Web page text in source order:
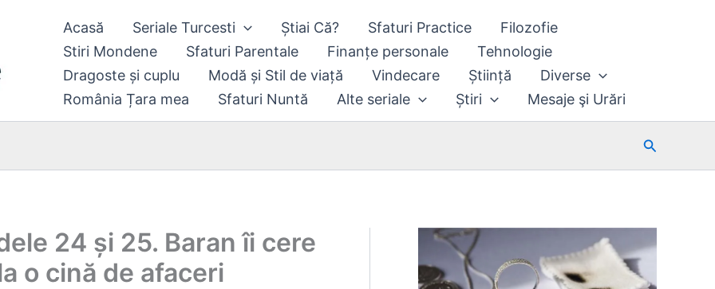
Acasă Seriale Turcesti Știai Că? Sfaturi Practice
Filozofie
Stiri Mondene
Sfaturi Parentale Finanțe personale
Tehnologie
Dragoste și cuplu
Modă și Stil de viață Vindecare Știință
Diverse
România Țara mea
Sfaturi Nuntă Alte seriale Știri Mesaje şi Urări
Search
24 și 25. Baran îi cere
o cină de afaceri